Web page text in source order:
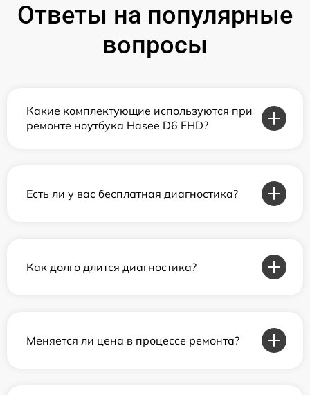
Ответы на популярные
вопросы
Какие комплектующие используются при
ремонте ноутбука Hasee D6 FHD?
Есть ли у вас бесплатная диагностика?
Как долго длится диагностика?
Меняется ли цена в процессе ремонта?